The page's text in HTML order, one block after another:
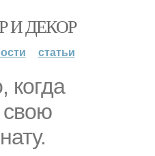
И ДЕКОР
статьи
когда
свою